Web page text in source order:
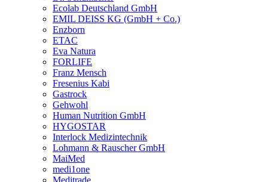
Ecolab Deutschland GmbH
EMIL DEISS KG (GmbH + Co.)
Enzborn
ETAC
Eva Natura
FORLIFE
Franz Mensch
Fresenius Kabi
Gastrock
Gehwohl
Human Nutrition GmbH
HYGOSTAR
Interlock Medizintechnik
Lohmann & Rauscher GmbH
MaiMed
medi1one
Meditrade